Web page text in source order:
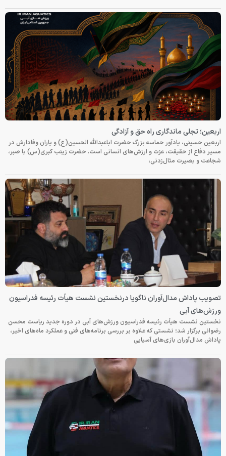
اربعین؛ تجلی ماندگاری راه حق و آزادگی
اربعین حسینی، یادآور حماسه بزرگ حضرت اباعبدالله الحسین(ع) و یاران وفادارش در
مسیر دفاع از حقیقت، عزت و ارزش‌های انسانی است. حضرت زینب کبری(س) با صبر،
شجاعت و بصیرت مثال‌زدنی،
تصویب پاداش مدال‌آوران ناگویا درنخستین نشست هیأت رئیسه فدراسیون
ورزش‌های آبی
نخستین نشست هیأت رئیسه فدراسیون ورزش‌های آبی در دوره جدید ریاست محسن
رضوانی برگزار شد؛ نشستی که علاوه بر بررسی برنامه‌های فنی و عملکرد ماه‌های اخیر،
پاداش مدال‌آوران بازی‌های آسیایی